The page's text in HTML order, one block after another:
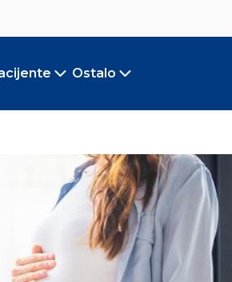
Toggle submenu
Ostalo
Toggle